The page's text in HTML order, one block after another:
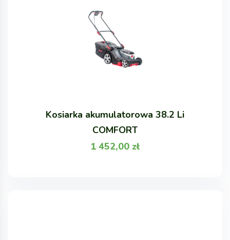
Kosiarka akumulatorowa 38.2 Li
COMFORT
1 452,00 zł